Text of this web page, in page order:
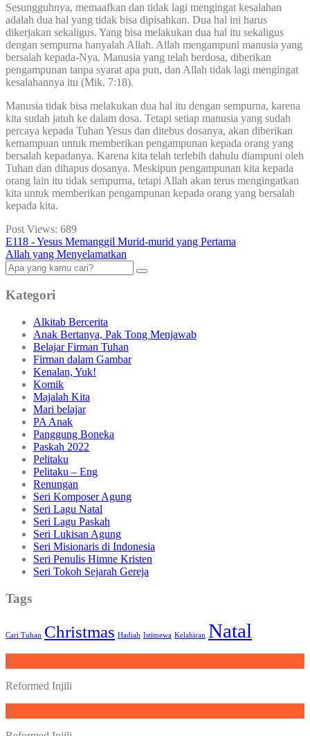
Sesungguhnya, memaafkan dan tidak lagi mengingat kesalahan
adalah dua hal yang tidak bisa dipisahkan. Dua hal ini harus
dikerjakan sekaligus. Yang bisa melakukan dua hal itu sekaligus
dengan sempurna hanyalah Allah. Allah mengampuni manusia yang
bersalah kepada-Nya. Manusia yang telah berdosa, diberikan
pengampunan tanpa syarat apa pun, dan Allah tidak lagi mengingat
kesalahannya itu (Mik. 7:18).
Manusia tidak bisa melakukan dua hal itu dengan sempurna, karena
kita sudah jatuh ke dalam dosa. Tetapi setiap manusia yang sudah
percaya kepada Tuhan Yesus dan ditebus dosanya, akan diberikan
kemampuan untuk memberikan pengampunan kepada orang yang
bersalah kepadanya. Karena kita telah terlebih dahulu diampuni oleh
Tuhan dan dihapus dosanya. Meskipun pengampunan kita kepada
orang lain itu tidak sempurna, tetapi Allah akan terus mengingatkan
kita untuk memberikan pengampunan kepada orang yang bersalah
kepada kita.
Post Views: 689
E118 - Yesus Memanggil Murid-murid yang Pertama
Allah yang Menyelamatkan
Kategori
Alkitab Bercerita
Anak Bertanya, Pak Tong Menjawab
Belajar Firman Tuhan
Firman dalam Gambar
Kenalan, Yuk!
Komik
Majalah Kita
Mari belajar
PA Anak
Panggung Boneka
Paskah 2022
Pelitaku
Pelitaku – Eng
Renungan
Seri Komposer Agung
Seri Lagu Natal
Seri Lagu Paskah
Seri Lukisan Agung
Seri Misionaris di Indonesia
Seri Penulis Himne Kristen
Seri Tokoh Sejarah Gereja
Tags
Cari Tuhan Christmas Hadiah Istimewa Kelahiran Natal
Reformed Injili